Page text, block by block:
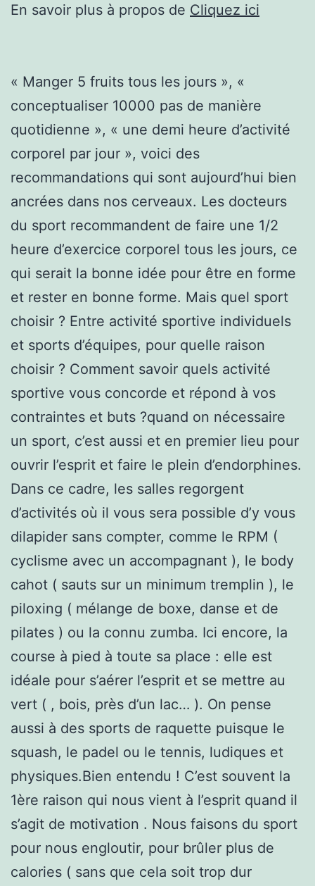
En savoir plus à propos de Cliquez ici
« Manger 5 fruits tous les jours », «
conceptualiser 10000 pas de manière
quotidienne », « une demi heure d’activité
corporel par jour », voici des
recommandations qui sont aujourd’hui bien
ancrées dans nos cerveaux. Les docteurs
du sport recommandent de faire une 1/2
heure d’exercice corporel tous les jours, ce
qui serait la bonne idée pour être en forme
et rester en bonne forme. Mais quel sport
choisir ? Entre activité sportive individuels
et sports d’équipes, pour quelle raison
choisir ? Comment savoir quels activité
sportive vous concorde et répond à vos
contraintes et buts ?quand on nécessaire
un sport, c’est aussi et en premier lieu pour
ouvrir l’esprit et faire le plein d’endorphines.
Dans ce cadre, les salles regorgent
d’activités où il vous sera possible d’y vous
dilapider sans compter, comme le RPM (
cyclisme avec un accompagnant ), le body
cahot ( sauts sur un minimum tremplin ), le
piloxing ( mélange de boxe, danse et de
pilates ) ou la connu zumba. Ici encore, la
course à pied à toute sa place : elle est
idéale pour s’aérer l’esprit et se mettre au
vert ( , bois, près d’un lac… ). On pense
aussi à des sports de raquette puisque le
squash, le padel ou le tennis, ludiques et
physiques.Bien entendu ! C’est souvent la
1ère raison qui nous vient à l’esprit quand il
s’agit de motivation . Nous faisons du sport
pour nous engloutir, pour brûler plus de
calories ( sans que cela soit trop dur